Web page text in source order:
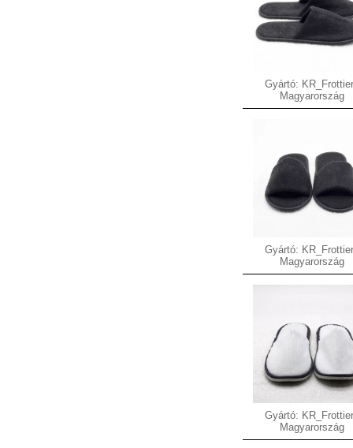
Gyártó:
Magyarország
Gyártó:
Magyarország
Gyártó:
Magyarország